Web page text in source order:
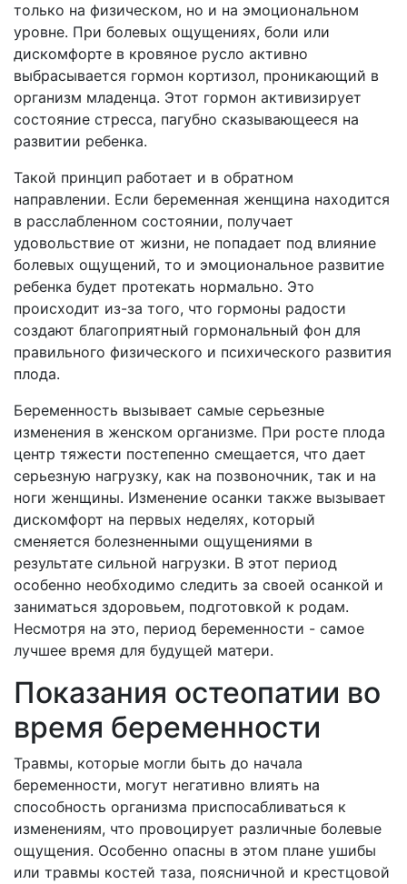
только на физическом, но и на эмоциональном
уровне. При болевых ощущениях, боли или
дискомфорте в кровяное русло активно
выбрасывается гормон кортизол, проникающий в
организм младенца. Этот гормон активизирует
состояние стресса, пагубно сказывающееся на
развитии ребенка.
Такой принцип работает и в обратном
направлении. Если беременная женщина находится
в расслабленном состоянии, получает
удовольствие от жизни, не попадает под влияние
болевых ощущений, то и эмоциональное развитие
ребенка будет протекать нормально. Это
происходит из-за того, что гормоны радости
создают благоприятный гормональный фон для
правильного физического и психического развития
плода.
Беременность вызывает самые серьезные
изменения в женском организме. При росте плода
центр тяжести постепенно смещается, что дает
серьезную нагрузку, как на позвоночник, так и на
ноги женщины. Изменение осанки также вызывает
дискомфорт на первых неделях, который
сменяется болезненными ощущениями в
результате сильной нагрузки. В этот период
особенно необходимо следить за своей осанкой и
заниматься здоровьем, подготовкой к родам.
Несмотря на это, период беременности - самое
лучшее время для будущей матери.
Показания остеопатии во
время беременности
Травмы, которые могли быть до начала
беременности, могут негативно влиять на
способность организма приспосабливаться к
изменениям, что провоцирует различные болевые
ощущения. Особенно опасны в этом плане ушибы
или травмы костей таза, поясничной и крестцовой